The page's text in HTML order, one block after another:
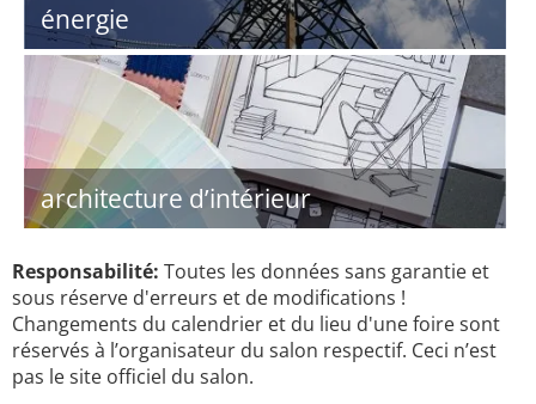
énergie
architecture d’intérieur
Responsabilité: Toutes les données sans garantie et
sous réserve d'erreurs et de modifications !
Changements du calendrier et du lieu d'une foire sont
réservés à l’organisateur du salon respectif. Ceci n’est
pas le site officiel du salon.